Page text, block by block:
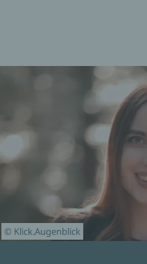
© Klick.Augenblick